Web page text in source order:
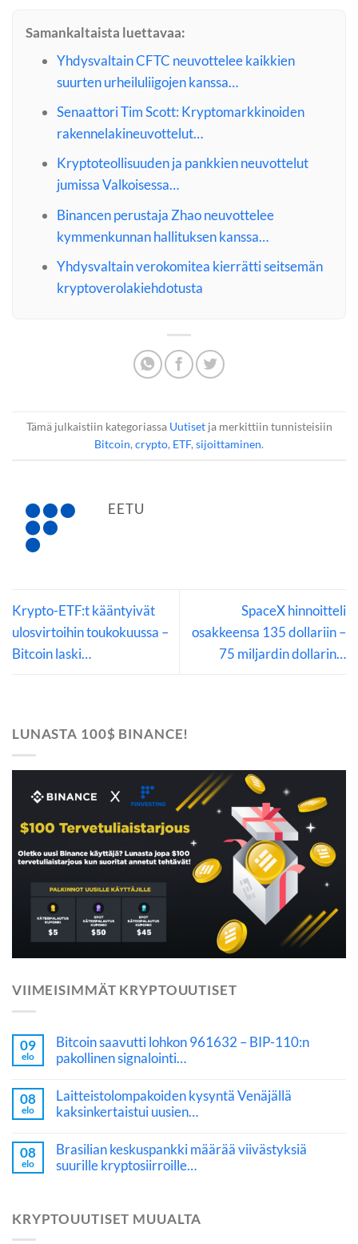
Samankaltaista luettavaa:
Yhdysvaltain CFTC neuvottelee kaikkien
suurten urheiluliigojen kanssa…
Senaattori Tim Scott: Kryptomarkkinoiden
rakennelakineuvottelut…
Kryptoteollisuuden ja pankkien neuvottelut
jumissa Valkoisessa…
Binancen perustaja Zhao neuvottelee
kymmenkunnan hallituksen kanssa…
Yhdysvaltain verokomitea kierrätti seitsemän
kryptoverolakiehdotusta
Tämä julkaistiin kategoriassa Uutisetja merkittiin tunnisteisiin
Bitcoin, crypto, ETF, sijoittaminen.
EETU
Krypto-ETF:t kääntyivät
ulosvirtoihin toukokuussa –
Bitcoin laski…
SpaceX hinnoitteli
osakkeensa 135 dollariin –
75 miljardin dollarin…
LUNASTA 100$ BINANCE!
VIIMEISIMMÄT KRYPTOUUTISET
09
elo
Bitcoin saavutti lohkon 961632 – BIP-110:n
pakollinen signalointi…
08
elo
Laitteistolompakoiden kysyntä Venäjällä
kaksinkertaistui uusien…
08
elo
Brasilian keskuspankki määrää viivästyksiä
suurille kryptosiirroille…
KRYPTOUUTISET MUUALTA